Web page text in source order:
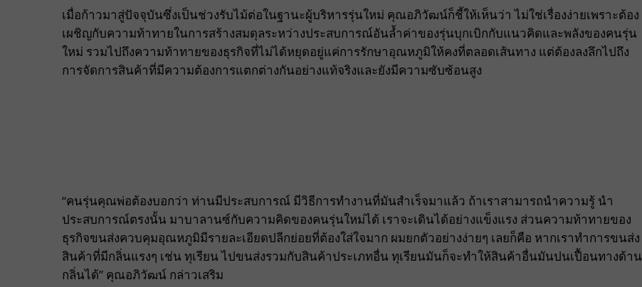
เมื่อก้าวมาสู่ปัจจุบันซึ่งเป็นช่วงรับไม้ต่อในฐานะผู้บริหารรุ่นใหม่ คุณอภิวัฒน์ก็ชี้ให้เห็นว่า ไม่ใช่เรื่องง่ายเพราะต้อง
เผชิญกับความท้าทายในการสร้างสมดุลระหว่างประสบการณ์อันล้ำค่าของรุ่นบุกเบิกกับแนวคิดและพลังของคนรุ่น
ใหม่ รวมไปถึงความท้าทายของธุรกิจที่ไม่ได้หยุดอยู่แค่การรักษาอุณหภูมิให้คงที่ตลอดเส้นทาง แต่ต้องลงลึกไปถึง
การจัดการสินค้าที่มีความต้องการแตกต่างกันอย่างแท้จริงและยังมีความซับซ้อนสูง
“คนรุ่นคุณพ่อต้องบอกว่า ท่านมีประสบการณ์ มีวิธีการทำงานที่มันสำเร็จมาแล้ว ถ้าเราสามารถนำความรู้ นำ
ประสบการณ์ตรงนั้น มาบาลานซ์กับความคิดของคนรุ่นใหม่ได้ เราจะเดินได้อย่างแข็งแรง ส่วนความท้าทายของ
ธุรกิจขนส่งควบคุมอุณหภูมิมีรายละเอียดปลีกย่อยที่ต้องใส่ใจมาก ผมยกตัวอย่างง่ายๆ เลยก็คือ หากเราทำการขนส่ง
สินค้าที่มีกลิ่นแรงๆ เช่น ทุเรียน ไปขนส่งรวมกับสินค้าประเภทอื่น ทุเรียนมันก็จะทำให้สินค้าอื่นมันปนเปื้อนทางด้าน
กลิ่นได้” คุณอภิวัฒน์ กล่าวเสริม